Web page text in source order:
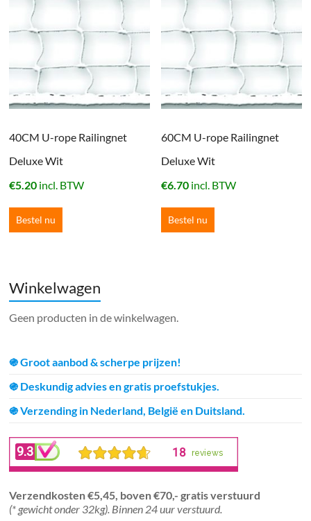
40CM U-rope Railingnet
Deluxe Wit
€5.20 incl. BTW
Bestel nu
60CM U-rope Railingnet
Deluxe Wit
€6.70 incl. BTW
Bestel nu
Winkelwagen
Geen producten in de winkelwagen.
֍ Groot aanbod & scherpe prijzen!
֍ Deskundig advies en gratis proefstukjes.
֍ Verzending in Nederland, België en Duitsland.
Verzendkosten €5,45, boven €70,- gratis verstuurd
(* gewicht onder 32kg). Binnen 24 uur verstuurd.